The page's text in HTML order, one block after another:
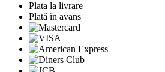
Plata la livrare
Plată în avans